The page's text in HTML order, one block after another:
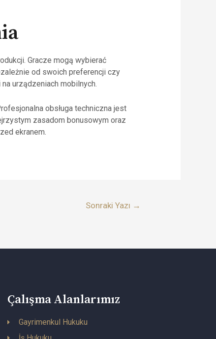
Gracze mogą wybierać
od swoich preferencji czy
urządzeniach mobilnych.
obsługa techniczna jest
zasadom bonusowym oraz
ekranem.
Sonraki Yazı →
Çalışma Alanlarımız
Gayrimenkul Hukuku